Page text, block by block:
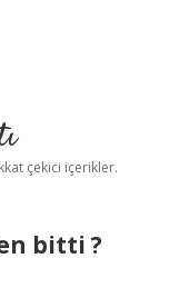
çekici içerikler.
bitti ?